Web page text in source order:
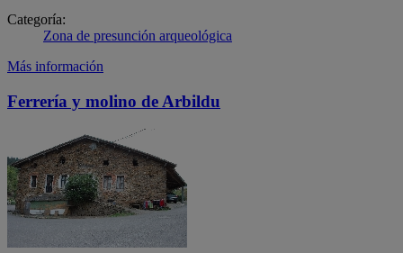
Categoría:
Zona de presunción arqueológica
Más información
Ferrería y molino de Arbildu